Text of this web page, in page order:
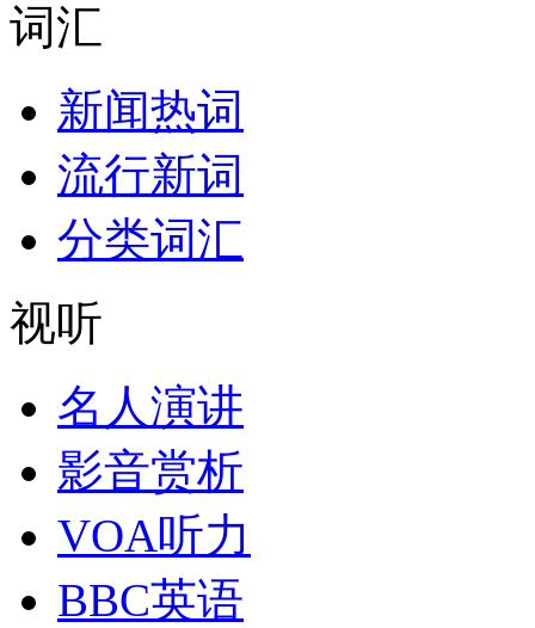
词汇
新闻热词
流行新词
分类词汇
视听
名人演讲
影音赏析
VOA听力
BBC英语